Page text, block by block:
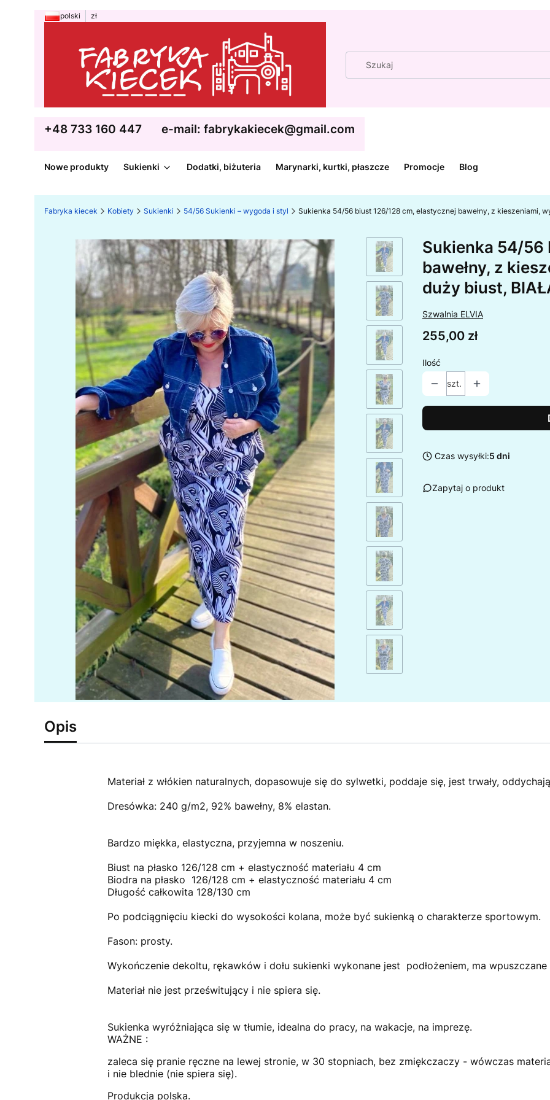
polski zł
+48 733 160 447 e-mail: fabrykakiecek@gmail.com
Nowe produkty Sukienki Dodatki, biżuteria Marynarki, kurtki, płaszcze Promocje Blog
Fabryka kiecek Kobiety Sukienki 54/56 Sukienki – wygoda i styl Sukienka 54/56 biust 126/128 cm, elastycznej bawełny, z kieszeniami,
Sukienka 54/56
bawełny, z
duży biust,
Szwalnia ELVIA
Cena
255,00 zł
Ilość
szt.
Czas wysyłki:5 dni
Zapytaj o produkt
Opis
Materiał z włókien naturalnych, dopasowuje się do sylwetki, poddaje się, jest trwały,
Dresówka: 240 g/m2, 92% bawełny, 8% elastan.
Bardzo miękka, elastyczna, przyjemna w noszeniu.
Biust na płasko 126/128 cm + elastyczność materiału 4 cm
Biodra na płasko 126/128 cm + elastyczność materiału 4 cm
Długość całkowita 128/130 cm
Po podciągnięciu kiecki do wysokości kolana, może być sukienką o charakterze sportowym.
Fason: prosty.
Wykończenie dekoltu, rękawków i dołu sukienki wykonane jest podłożeniem, ma wpuszczane
Materiał nie jest prześwitujący i nie spiera się.
Sukienka wyróżniająca się w tłumie, idealna do pracy, na wakacje, na imprezę.
WAŻNE :
zaleca się pranie ręczne na lewej stronie, w 30 stopniach, bez zmiękczaczy - wówczas
i nie blednie (nie spiera się).
Produkcja polska.